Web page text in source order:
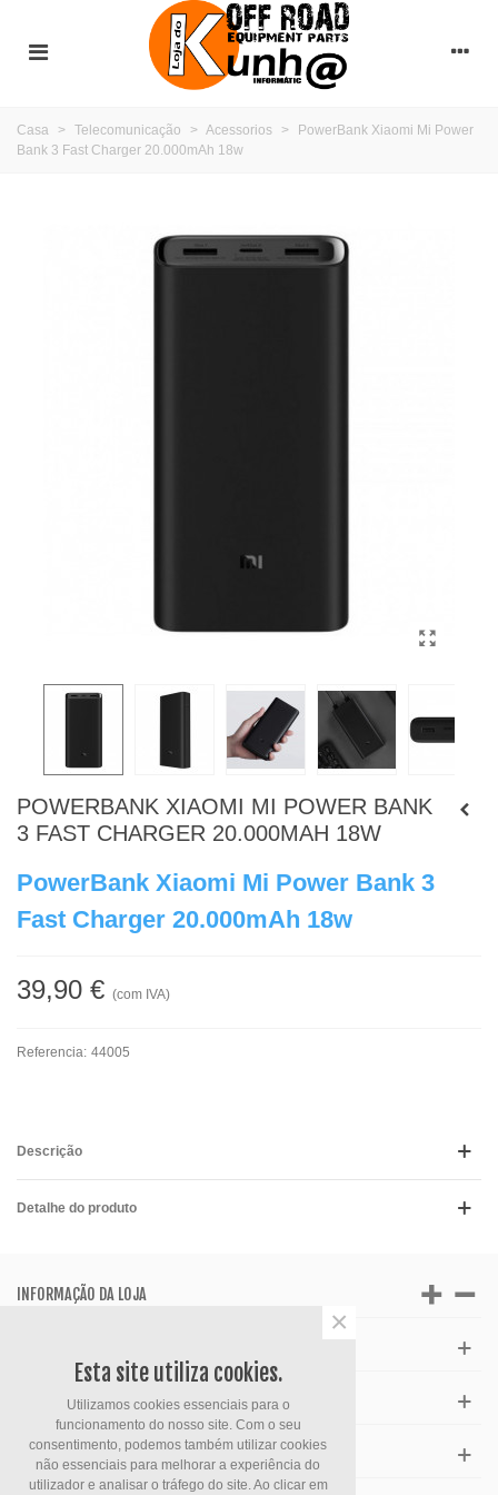
Casa > Telecomunicação > Acessorios >
PowerBank Xiaomi Mi Power
Bank 3 Fast Charger 20.000mAh 18w
POWERBANK XIAOMI MI POWER BANK
3 FAST CHARGER 20.000MAH 18W
PowerBank Xiaomi Mi Power Bank 3
Fast Charger 20.000mAh 18w
39,90 € (com IVA)
Referencia: 44005
Descrição
Detalhe do produto
INFORMAÇÃO DA LOJA
HORÁRIO
FACEBOOK
Esta site utiliza cookies.
Utilizamos cookies essenciais para o
funcionamento do nosso site. Com o seu
consentimento, podemos também utilizar cookies
não essenciais para melhorar a experiência do
utilizador e analisar o tráfego do site. Ao clicar em
×